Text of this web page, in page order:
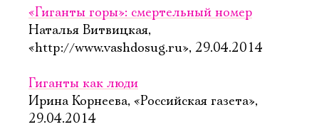
«Гиганты горы»: смертельный номер
Наталья Витвицкая,
«http://www.vashdosug.ru», 29.04.2014
Гиганты как люди
Ирина Корнеева, «Российская газета»,
29.04.2014